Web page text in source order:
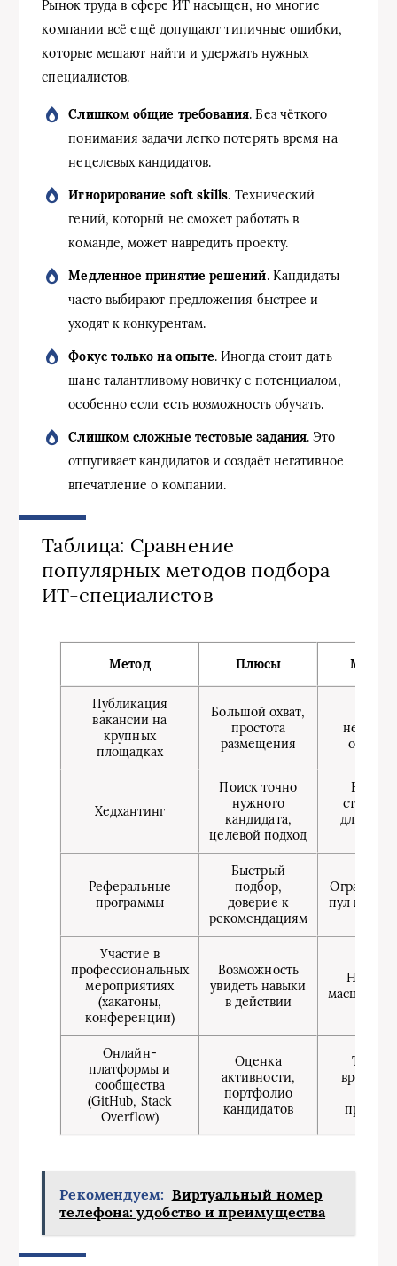
Рынок труда в сфере ИТ насыщен, но многие
компании всё ещё допущают типичные ошибки,
которые мешают найти и удержать нужных
специалистов.
Слишком общие требования. Без чёткого
понимания задачи легко потерять время на
нецелевых кандидатов.
Игнорирование soft skills. Технический
гений, который не сможет работать в
команде, может навредить проекту.
Медленное принятие решений. Кандидаты
часто выбирают предложения быстрее и
уходят к конкурентам.
Фокус только на опыте. Иногда стоит дать
шанс талантливому новичку с потенциалом,
особенно если есть возможность обучать.
Слишком сложные тестовые задания. Это
отпугивает кандидатов и создаёт негативное
впечатление о компании.
Таблица: Сравнение
популярных методов подбора
ИТ-специалистов
Метод Плюсы
Публикация
вакансии на
крупных
площадках
Большой охват,
простота
размещения
Хедхантинг
Поиск точно
нужного
кандидата,
целевой подход
Реферальные
программы
Быстрый
подбор,
доверие к
рекомендациям
пул
Участие в
профессиональных
мероприятиях
(хакатоны,
конференции)
Возможность
увидеть навыки
в действии
Не
Онлайн-
платформы и
сообщества
(GitHub, Stack
Overflow)
Оценка
активности,
портфолио
кандидатов
времени
Рекомендуем: Виртуальный номер
телефона: удобство и преимущества